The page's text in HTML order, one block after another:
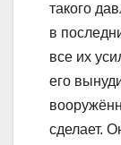
такого
в
все их
его
сделает.